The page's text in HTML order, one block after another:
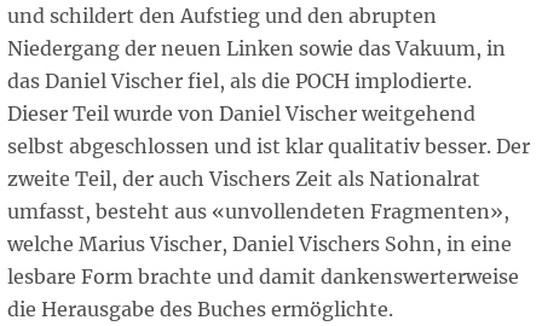
und schildert den Aufstieg und den abrupten
Niedergang der neuen Linken sowie das Vakuum, in
das Daniel Vischer fiel, als die POCH implodierte.
Dieser Teil wurde von Daniel Vischer weitgehend
selbst abgeschlossen und ist klar qualitativ besser. Der
zweite Teil, der auch Vischers Zeit als Nationalrat
umfasst, besteht aus «unvollendeten Fragmenten»,
welche Marius Vischer, Daniel Vischers Sohn, in eine
lesbare Form brachte und damit dankenswerterweise
die Herausgabe des Buches ermöglichte.